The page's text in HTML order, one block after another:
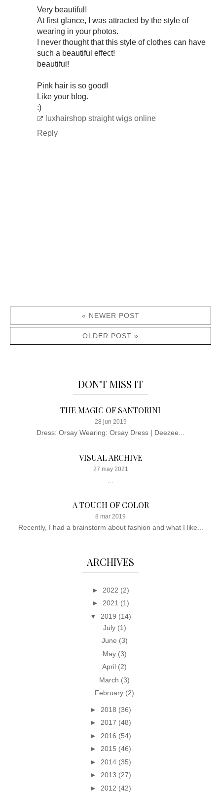
Very beautiful!
At first glance, I was attracted by the style of
wearing in your photos.
I never thought that this style of clothes can have
such a beautiful effect!
beautiful!
Pink hair is so good!
Like your blog.
:)
luxhairshop straight wigs online
Reply
« NEWER POST
OLDER POST »
DON'T MISS IT
THE MAGIC OF SANTORINI
28 jun 2019
Dress: Orsay Wearing: Orsay Dress | Deezee...
VISUAL ARCHIVE
27 may 2021
A TOUCH OF COLOR
8 mar 2019
Recently, I had a brainstorm about fashion and what I like...
ARCHIVES
► 2022 (2)
► 2021 (1)
▼ 2019 (14)
July (1)
June (3)
May (3)
April (2)
March (3)
February (2)
► 2018 (36)
► 2017 (48)
► 2016 (54)
► 2015 (46)
► 2014 (35)
► 2013 (27)
► 2012 (42)